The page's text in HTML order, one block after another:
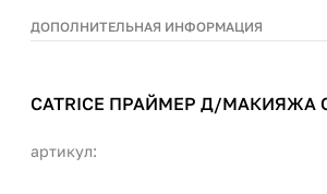
ДОПОЛНИТЕЛЬНАЯ ИНФОРМАЦИЯ
CATRICE ПРАЙМЕР Д/МАКИЯЖА
артикул: